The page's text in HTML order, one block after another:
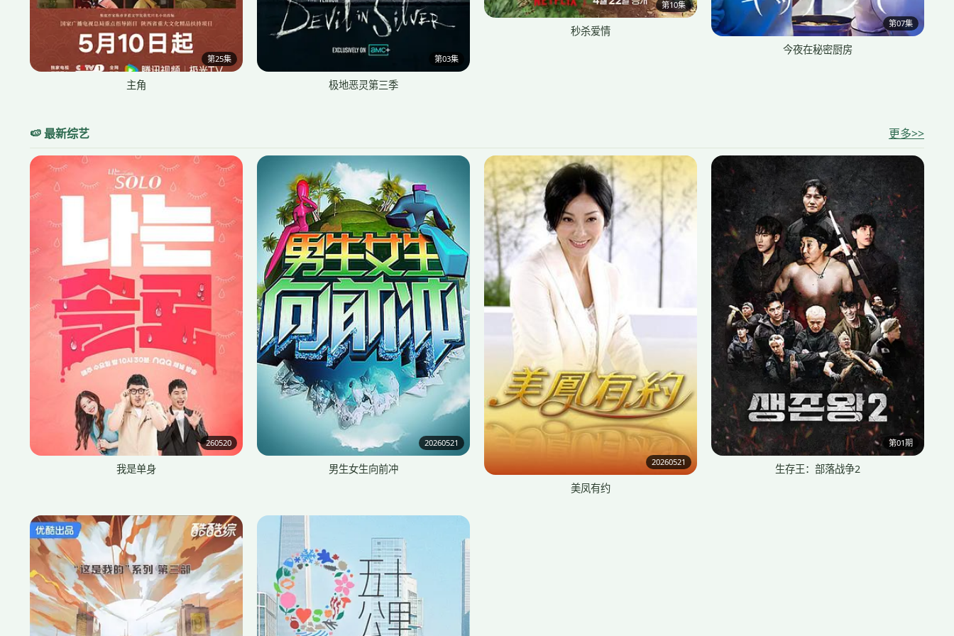
第25集
主角
第03集
极地恶灵第三季
第10集
秒杀爱情
第07集
今夜在秘密厨房
🍉 最新综艺 更多>>
260520
我是单身
20260521
男生女生向前冲
20260521
美凤有约
第01期
生存王：部落战争2